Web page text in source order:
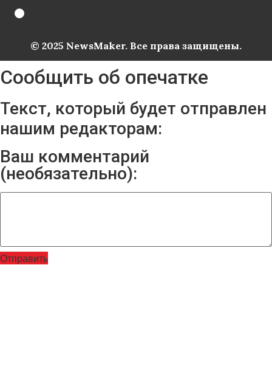
© 2025 NewsMaker. Все права защищены.
Сообщить об опечатке
Текст, который будет отправлен
нашим редакторам:
Ваш комментарий
(необязательно):
Отправить